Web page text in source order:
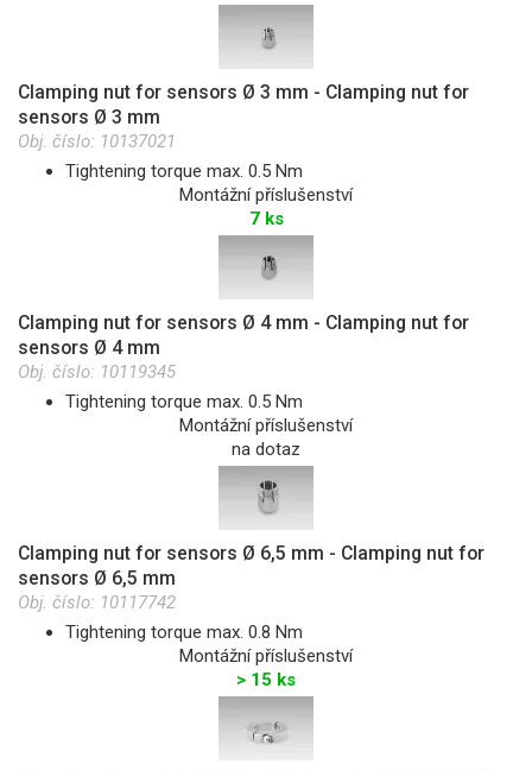
Clamping nut for sensors Ø 3 mm - Clamping nut for
sensors Ø 3 mm
Obj. číslo: 10137021
Tightening torque max. 0.5 Nm
Montážní příslušenství
7 ks
Clamping nut for sensors Ø 4 mm - Clamping nut for
sensors Ø 4 mm
Obj. číslo: 10119345
Tightening torque max. 0.5 Nm
Montážní příslušenství
na dotaz
Clamping nut for sensors Ø 6,5 mm - Clamping nut for
sensors Ø 6,5 mm
Obj. číslo: 10117742
Tightening torque max. 0.8 Nm
Montážní příslušenství
> 15 ks